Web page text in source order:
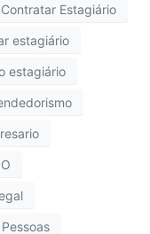
Estagiário
estagiário
estagiário